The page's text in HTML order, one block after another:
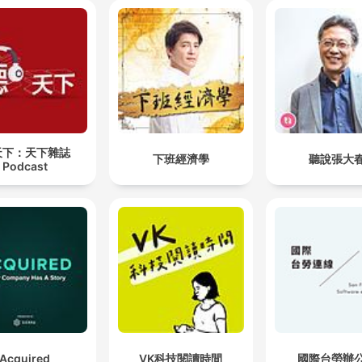
：天下雜誌
Podcast
下班經濟學 聽說張大
Acquired VK科技閱讀時間 國際台勞辦